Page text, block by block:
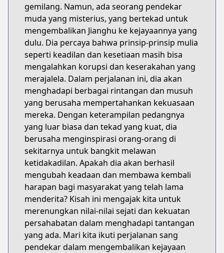
gemilang. Namun, ada seorang pendekar
muda yang misterius, yang bertekad untuk
mengembalikan Jianghu ke kejayaannya yang
dulu. Dia percaya bahwa prinsip-prinsip mulia
seperti keadilan dan kesetiaan masih bisa
mengalahkan korupsi dan keserakahan yang
merajalela. Dalam perjalanan ini, dia akan
menghadapi berbagai rintangan dan musuh
yang berusaha mempertahankan kekuasaan
mereka. Dengan keterampilan pedangnya
yang luar biasa dan tekad yang kuat, dia
berusaha menginspirasi orang-orang di
sekitarnya untuk bangkit melawan
ketidakadilan. Apakah dia akan berhasil
mengubah keadaan dan membawa kembali
harapan bagi masyarakat yang telah lama
menderita? Kisah ini mengajak kita untuk
merenungkan nilai-nilai sejati dan kekuatan
persahabatan dalam menghadapi tantangan
yang ada. Mari kita ikuti perjalanan sang
pendekar dalam mengembalikan kejayaan